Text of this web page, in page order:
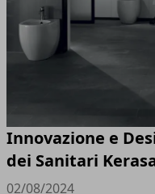
Innovazione e
dei Sanitari
02/08/2024